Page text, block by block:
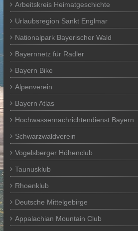
Arbeitskreis Heimatgeschichte
Urlaubsregion Sankt Englmar
Nationalpark Bayerischer Wald
Bayernnetz für Radler
Bayern Bike
Alpenverein
Bayern Atlas
Hochwassernachrichtendienst Bayern
Schwarzwaldverein
Vogelsberger Höhenclub
Taunusklub
Rhoenklub
Deutsche Mittelgebirge
Appalachian Mountain Club